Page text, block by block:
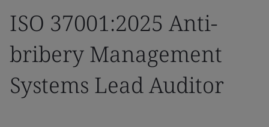
ISO 37001:2025 Anti-
bribery Management
Systems Lead Auditor